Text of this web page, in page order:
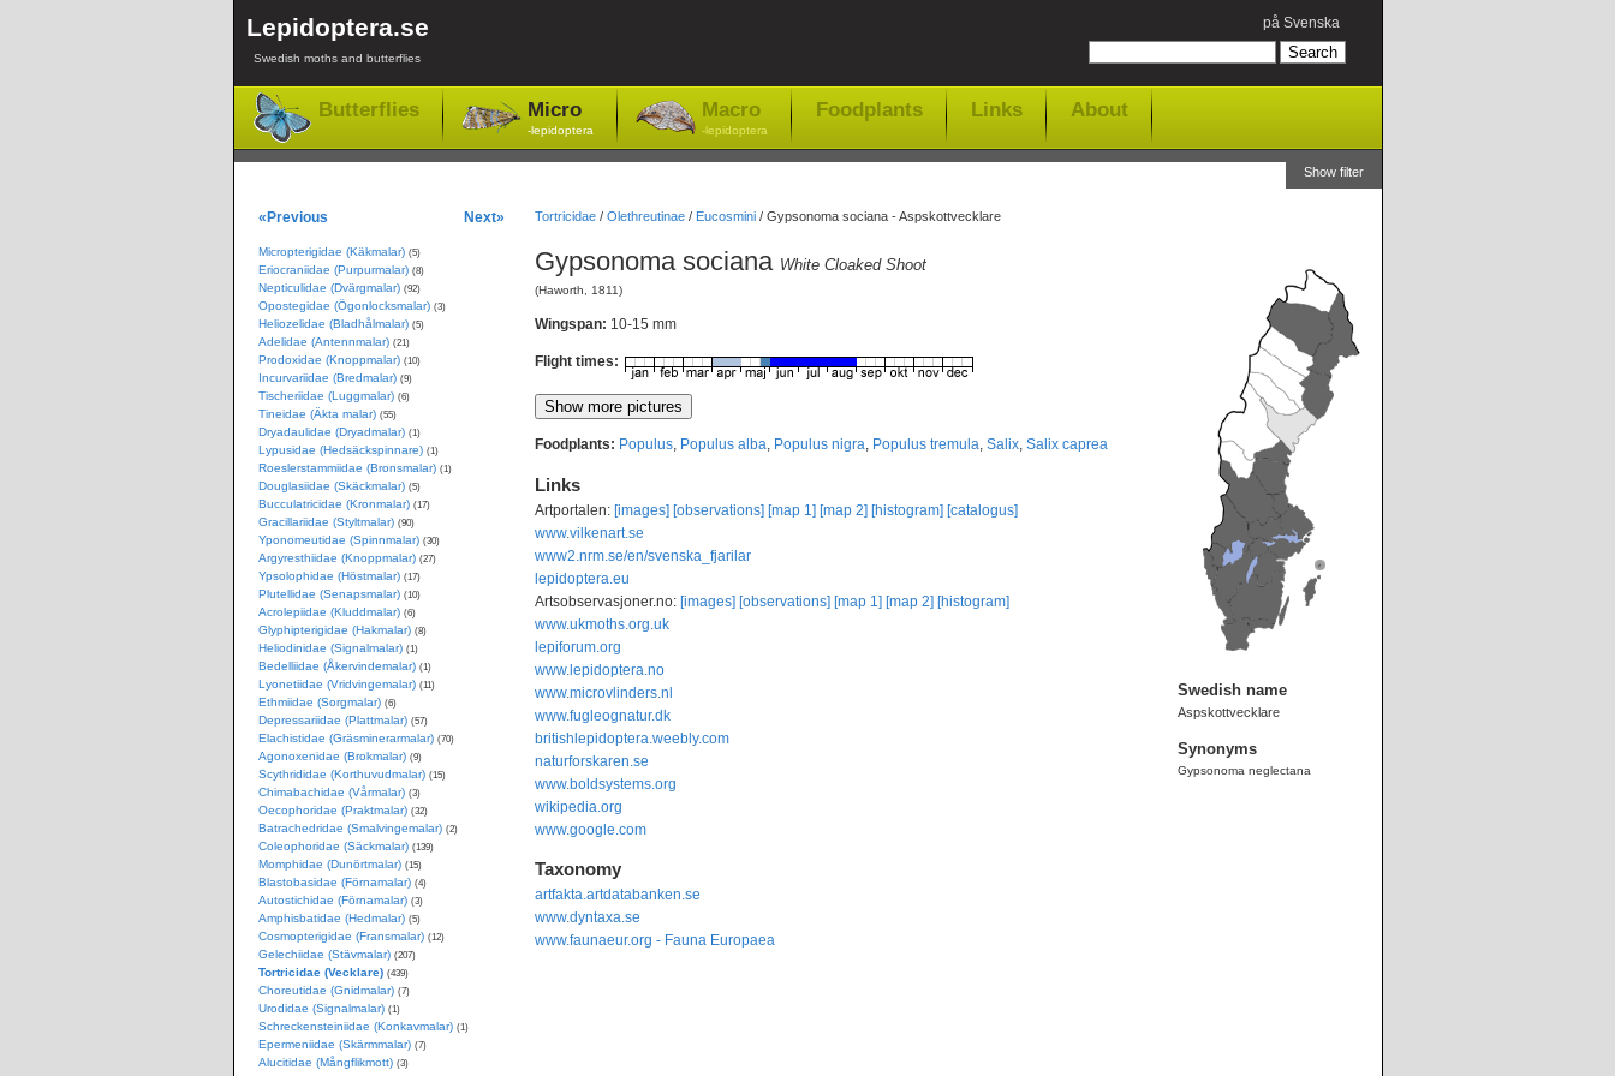
Lepidoptera.se
Swedish moths and butterflies
på Svenska
Butterflies Micro
-lepidoptera
Macro
-lepidoptera
Foodplants Links About
Show filter
Tortricidae/ Olethreutinae/ Eucosmini/ Gypsonoma sociana - Aspskottvecklare
Gypsonoma sociana White Cloaked Shoot
(Haworth, 1811)
Wingspan: 10-15 mm
Flight times:
Foodplants: Populus, Populus alba, Populus nigra, Populus tremula, Salix, Salix caprea
Links
Artportalen: [images] [observations] [map 1] [map 2] [histogram] [catalogus]
www.vilkenart.se
www2.nrm.se/en/svenska_fjarilar
lepidoptera.eu
Artsobservasjoner.no: [images] [observations] [map 1] [map 2] [histogram]
www.ukmoths.org.uk
lepiforum.org
www.lepidoptera.no
www.microvlinders.nl
www.fugleognatur.dk
britishlepidoptera.weebly.com
naturforskaren.se
www.boldsystems.org
wikipedia.org
www.google.com
Taxonomy
artfakta.artdatabanken.se
www.dyntaxa.se
www.faunaeur.org - Fauna Europaea
Swedish name
Aspskottvecklare
Synonyms
Gypsonoma neglectana
«Previous Next»
Micropterigidae (Käkmalar) (5)
Eriocraniidae (Purpurmalar) (8)
Nepticulidae (Dvärgmalar) (92)
Opostegidae (Ögonlocksmalar) (3)
Heliozelidae (Bladhålmalar) (5)
Adelidae (Antennmalar) (21)
Prodoxidae (Knoppmalar) (10)
Incurvariidae (Bredmalar) (9)
Tischeriidae (Luggmalar) (6)
Tineidae (Äkta malar) (55)
Dryadaulidae (Dryadmalar) (1)
Lypusidae (Hedsäckspinnare) (1)
Roeslerstammiidae (Bronsmalar) (1)
Douglasiidae (Skäckmalar) (5)
Bucculatricidae (Kronmalar) (17)
Gracillariidae (Styltmalar) (90)
Yponomeutidae (Spinnmalar) (30)
Argyresthiidae (Knoppmalar) (27)
Ypsolophidae (Höstmalar) (17)
Plutellidae (Senapsmalar) (10)
Acrolepiidae (Kluddmalar) (6)
Glyphipterigidae (Hakmalar) (8)
Heliodinidae (Signalmalar) (1)
Bedelliidae (Åkervindemalar) (1)
Lyonetiidae (Vridvingemalar) (11)
Ethmiidae (Sorgmalar) (6)
Depressariidae (Plattmalar) (57)
Elachistidae (Gräsminerarmalar) (70)
Agonoxenidae (Brokmalar) (9)
Scythrididae (Korthuvudmalar) (15)
Chimabachidae (Vårmalar) (3)
Oecophoridae (Praktmalar) (32)
Batrachedridae (Smalvingemalar) (2)
Coleophoridae (Säckmalar) (139)
Momphidae (Dunörtmalar) (15)
Blastobasidae (Förnamalar) (4)
Autostichidae (Förnamalar) (3)
Amphisbatidae (Hedmalar) (5)
Cosmopterigidae (Fransmalar) (12)
Gelechiidae (Stävmalar) (207)
Tortricidae (Vecklare) (439)
Choreutidae (Gnidmalar) (7)
Urodidae (Signalmalar) (1)
Schreckensteiniidae (Konkavmalar) (1)
Epermeniidae (Skärmmalar) (7)
Alucitidae (Mångflikmott) (3)